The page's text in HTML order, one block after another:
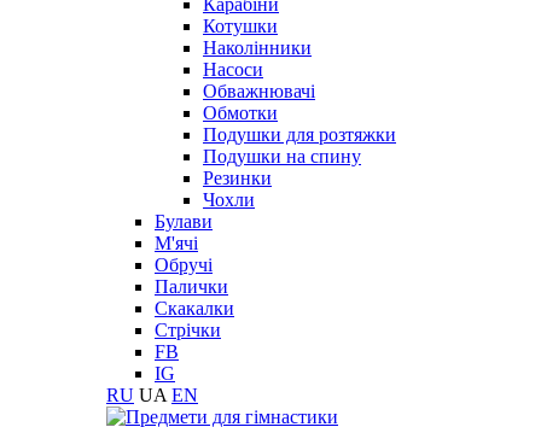
Карабіни
Котушки
Наколінники
Насоси
Обважнювачі
Обмотки
Подушки для розтяжки
Подушки на спину
Резинки
Чохли
Булави
М'ячі
Обручі
Палички
Скакалки
Стрічки
FB
IG
RU UA EN